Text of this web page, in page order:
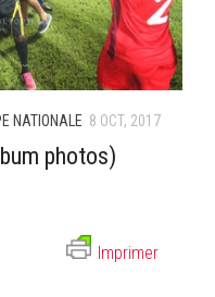
NATIONALE 8 OCT, 2017
photos)
Imprimer